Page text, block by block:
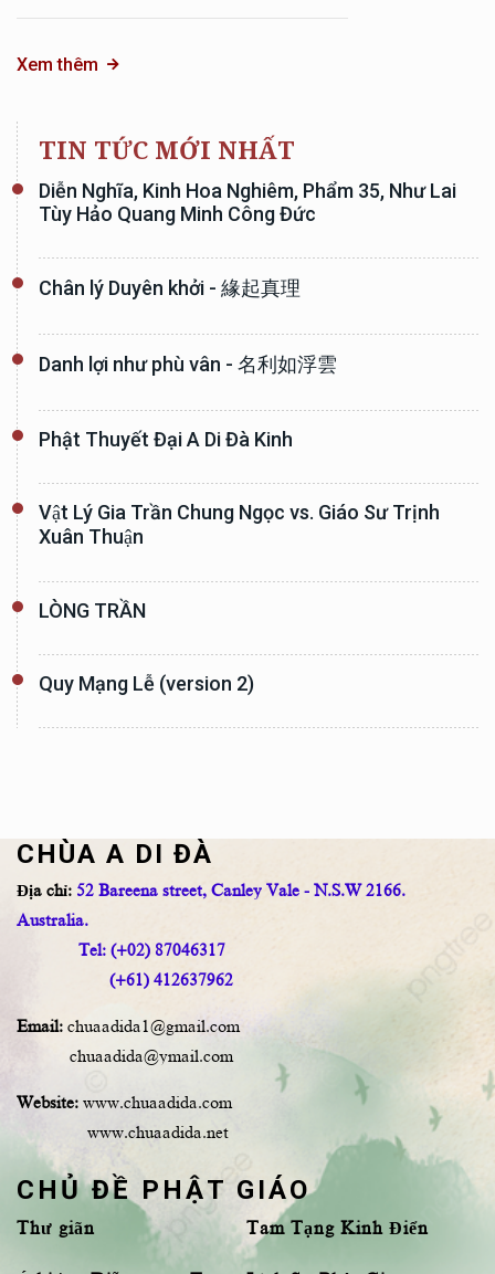
Xem thêm
TIN TỨC MỚI NHẤT
Diễn Nghĩa, Kinh Hoa Nghiêm, Phẩm 35, Như Lai
Tùy Hảo Quang Minh Công Đức
Chân lý Duyên khởi - 緣起真理
Danh lợi như phù vân - 名利如浮雲
Phật Thuyết Đại A Di Đà Kinh
Vật Lý Gia Trần Chung Ngọc vs. Giáo Sư Trịnh
Xuân Thuận
LÒNG TRẦN
Quy Mạng Lễ (version 2)
CHÙA A DI ĐÀ
Địa chỉ: 52 Bareena street, Canley Vale - N.S.W 2166.
Australia.
Tel: (+02) 87046317
(+61) 412637962
Email: chuaadida1@gmail.com
chuaadida@ymail.com
Website: www.chuaadida.com
www.chuaadida.net
CHỦ ĐỀ PHẬT GIÁO
Thư giãn Tam Tạng Kinh Điển